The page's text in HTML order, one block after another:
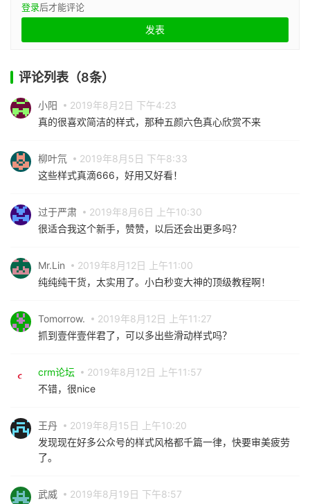
登录后才能评论
评论列表（8条）
小阳
2019年8月2日 下午4:23
真的很喜欢简洁的样式，那种五颜六色真心欣赏不来
柳叶氘
2019年8月5日 下午8:33
这些样式真滴666，好用又好看！
过于严肃
2019年8月6日 上午10:30
很适合我这个新手，赞赞，以后还会出更多吗？
Mr.Lin
2019年8月12日 上午11:00
纯纯纯干货，太实用了。小白秒变大神的顶级教程啊！
Tomorrow.
2019年8月12日 上午11:27
抓到壹伴壹伴君了，可以多出些滑动样式吗？
crm论坛
2019年8月12日 上午11:57
不错，很nice
王丹
2019年8月15日 上午10:20
发现现在好多公众号的样式风格都千篇一律，快要审美疲劳
了。
武威 2019年8月19日 下午8:57